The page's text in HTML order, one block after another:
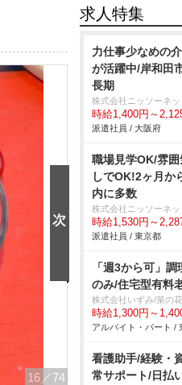
16 ／74
求人特集
力仕事少なめの
が活躍中/岸和田
長期
株式会社ニッソーネッ
時給1,400円～
派遣社員 / 大阪府
職場見学OK/雰
しでOK!2ヶ月か
内に多数
株式会社ニッソーネッ
時給1,530円～
派遣社員 / 東京都
「週3から可」
のみ/住宅型有料
株式会社いずみ/菜の
時給1,300円～
アルバイト・パート /
看護助手/経験・
常サポート/日払